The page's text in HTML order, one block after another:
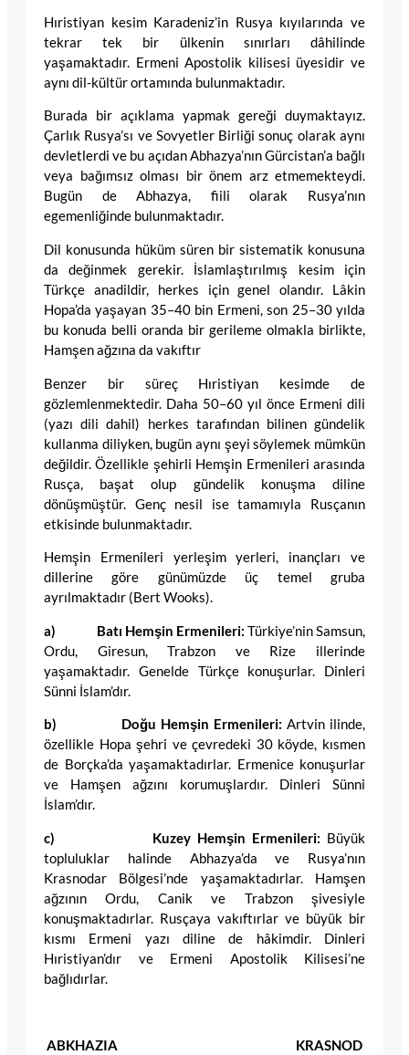
Hıristiyan kesim Karadeniz’in Rusya kıyılarında ve
tekrar tek bir ülkenin sınırları dâhilinde
yaşamaktadır. Ermeni Apostolik kilisesi üyesidir ve
aynı dil-kültür ortamında bulunmaktadır.
Burada bir açıklama yapmak gereği duymaktayız.
Çarlık Rusya’sı ve Sovyetler Birliği sonuç olarak aynı
devletlerdi ve bu açıdan Abhazya’nın Gürcistan’a bağlı
veya bağımsız olması bir önem arz etmemekteydi.
Bugün de Abhazya, fiili olarak Rusya’nın
egemenliğinde bulunmaktadır.
Dil konusunda hüküm süren bir sistematik konusuna
da değinmek gerekir. İslamlaştırılmış kesim için
Türkçe anadildir, herkes için genel olandır. Lâkin
Hopa’da yaşayan 35–40 bin Ermeni, son 25–30 yılda
bu konuda belli oranda bir gerileme olmakla birlikte,
Hamşen ağzına da vakıftır
Benzer bir süreç Hıristiyan kesimde de
gözlemlenmektedir. Daha 50–60 yıl önce Ermeni dili
(yazı dili dahil) herkes tarafından bilinen gündelik
kullanma diliyken, bugün aynı şeyi söylemek mümkün
değildir. Özellikle şehirli Hemşin Ermenileri arasında
Rusça, başat olup gündelik konuşma diline
dönüşmüştür. Genç nesil ise tamamıyla Rusçanın
etkisinde bulunmaktadır.
Hemşin Ermenileri yerleşim yerleri, inançları ve
dillerine göre günümüzde üç temel gruba
ayrılmaktadır (Bert Wooks).
a) Batı Hemşin Ermenileri: Türkiye’nin Samsun,
Ordu, Giresun, Trabzon ve Rize illerinde
yaşamaktadır. Genelde Türkçe konuşurlar. Dinleri
Sünni İslam’dır.
b) Doğu Hemşin Ermenileri: Artvin ilinde,
özellikle Hopa şehri ve çevredeki 30 köyde, kısmen
de Borçka’da yaşamaktadırlar. Ermenice konuşurlar
ve Hamşen ağzını korumuşlardır. Dinleri Sünni
İslam’dır.
c) Kuzey Hemşin Ermenileri: Büyük
topluluklar halinde Abhazya’da ve Rusya’nın
Krasnodar Bölgesi’nde yaşamaktadırlar. Hamşen
ağzının Ordu, Canik ve Trabzon şivesiyle
konuşmaktadırlar. Rusçaya vakıftırlar ve büyük bir
kısmı Ermeni yazı diline de hâkimdir. Dinleri
Hıristiyan’dır ve Ermeni Apostolik Kilisesi’ne
bağlıdırlar.
ABKHAZIA KRASNOD